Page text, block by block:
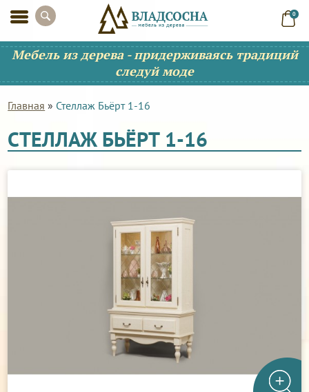
0
Мебель из дерева - придерживаясь традиций
следуй моде
Главная » Стеллаж Бьёрт 1-16
СТЕЛЛАЖ БЬЁРТ 1-16